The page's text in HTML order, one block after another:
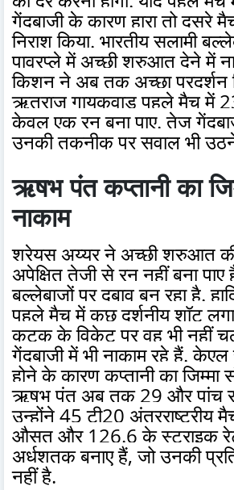
गेंदबाजी के कारण हारा तो दूसरे
निराश किया. भारतीय सलामी
पावरप्ले में अच्छी शुरुआत देने में
किशन ने अब तक अच्छा प्रदर्शन
ऋतुराज गायकवाड़ पहले मैच में
केवल एक रन बना पाए. तेज
उनकी तकनीक पर सवाल भी
ऋषभ पंत कप्तानी का
नाकाम
श्रेयस अय्यर ने अच्छी शुरुआत
अपेक्षित तेजी से रन नहीं बना
बल्लेबाजों पर दबाव बन रहा है.
पहले मैच में कुछ दर्शनीय शॉट
कटक के विकेट पर वह भी नहीं
गेंदबाजी में भी नाकाम रहे हैं.
होने के कारण कप्तानी का जिम्मा
ऋषभ पंत अब तक 29 और पांच
उन्होंने 45 टी20 अंतरराष्ट्रीय
औसत और 126.6 के स्ट्राइक
अर्धशतक बनाए हैं, जो उनकी
नहीं है.